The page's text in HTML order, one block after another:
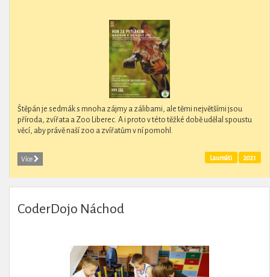
Štěpán je sedmák s mnoha zájmy a zálibami, ale těmi největšími jsou
příroda, zvířata a Zoo Liberec. A i proto v této těžké době udělal spoustu
věcí, aby právě naší zoo a zvířatům v ní pomohl.
Více 2021
Laureáti
CoderDojo Náchod